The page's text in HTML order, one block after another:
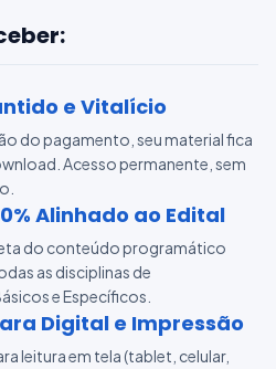
e Vitalício
do pagamento, seu material fica
Acesso permanente, sem
Alinhado ao Edital
do conteúdo programático
as disciplinas de
e Específicos.
Digital e Impressão
leitura em tela (tablet, celular,